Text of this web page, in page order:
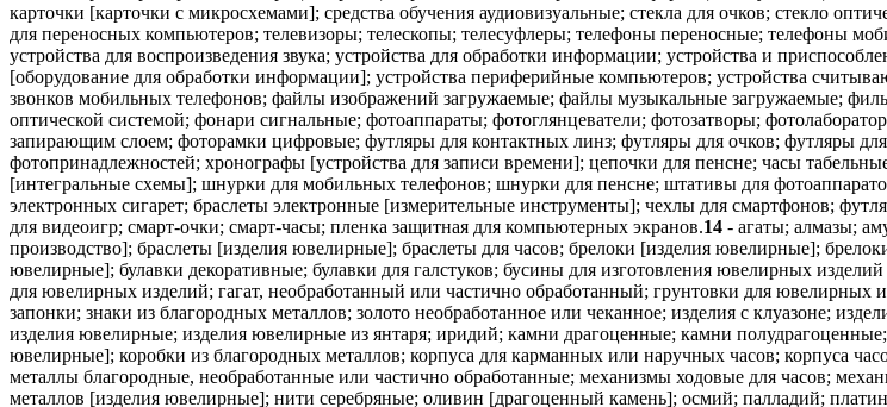
карточки [карточки с микросхемами]; средства обучения аудиовизуальные; стекла для очков; стекло
для переносных компьютеров; телевизоры; телескопы; телесуфлеры; телефоны переносные; телефоны
устройства для воспроизведения звука; устройства для обработки информации; устройства и
[оборудование для обработки информации]; устройства периферийные компьютеров; устройства
звонков мобильных телефонов; файлы изображений загружаемые; файлы музыкальные загружаемые;
оптической системой; фонари сигнальные; фотоаппараты; фотоглянцеватели; фотозатворы;
запирающим слоем; фоторамки цифровые; футляры для контактных линз; футляры для очков; футляры
фотопринадлежностей; хронографы [устройства для записи времени]; цепочки для пенсне; часы
[интегральные схемы]; шнурки для мобильных телефонов; шнурки для пенсне; штативы для
электронных сигарет; браслеты электронные [измерительные инструменты]; чехлы для смартфонов;
для видеоигр; смарт-очки; смарт-часы; пленка защитная для компьютерных экранов.14 - агаты; алмазы;
производство]; браслеты [изделия ювелирные]; браслеты для часов; брелоки [изделия ювелирные];
ювелирные]; булавки декоративные; булавки для галстуков; бусины для изготовления ювелирных
для ювелирных изделий; гагат, необработанный или частично обработанный; грунтовки для
запонки; знаки из благородных металлов; золото необработанное или чеканное; изделия с клуазоне;
изделия ювелирные; изделия ювелирные из янтаря; иридий; камни драгоценные; камни
ювелирные]; коробки из благородных металлов; корпуса для карманных или наручных часов; корпуса
металлы благородные, необработанные или частично обработанные; механизмы ходовые для часов;
металлов [изделия ювелирные]; нити серебряные; оливин [драгоценный камень]; осмий; палладий;